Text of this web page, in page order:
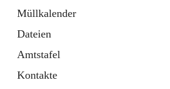
Müllkalender
Dateien
Amtstafel
Kontakte
3 Schnellzugriffe